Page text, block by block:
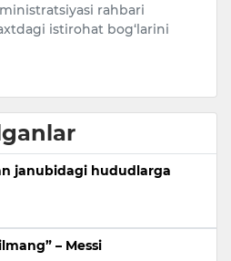
Putin og‘ir jinoyatlar
shaxslarning Rossiya
harbiy…
janubidagi hududlarga
– Messi